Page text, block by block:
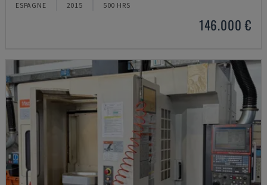
ESPAGNE 2015 500 HRS
146.000 €